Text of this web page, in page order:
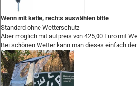
Wenn mit kette, rechts auswählen bitte
Standard ohne Wetterschutz
Aber möglich mit aufpreis von 425,00 Euro mit
Bei schönen Wetter kann man dieses einfach